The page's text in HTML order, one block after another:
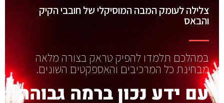
צלילה לעומק המבה המוסיקלי של חובבי הקיק
והבאס
במהלכם תלמדו להפיק טראק בצורה מלאה
מבחינת כל המרכיבים והאספקטים השונים.
עם ידע נכון ברמה גבוהה